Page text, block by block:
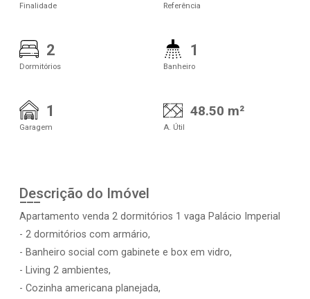
Finalidade Referência
2
Dormitórios
1
Banheiro
1
Garagem
48.50 m²
A. Útil
Descrição do Imóvel
Apartamento venda 2 dormitórios 1 vaga Palácio Imperial
- 2 dormitórios com armário,
- Banheiro social com gabinete e box em vidro,
- Living 2 ambientes,
- Cozinha americana planejada,